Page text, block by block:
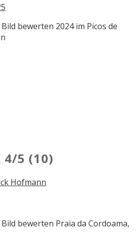
bewerten 2024 im Picos de
4/5 (10)
Hofmann
bewerten Praia da Cordoama,